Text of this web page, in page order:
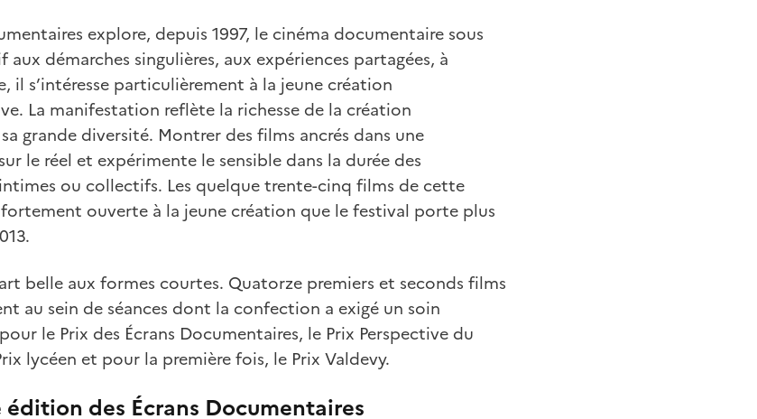
explore, depuis 1997, le cinéma documentaire sous
démarches singulières, aux expériences partagées, à
il s’intéresse particulièrement à la jeune création
La manifestation reflète la richesse de la création
grande diversité. Montrer des films ancrés dans une
le réel et expérimente le sensible dans la durée des
ou collectifs. Les quelque trente-cinq films de cette
ouverte à la jeune création que le festival porte plus
belle aux formes courtes. Quatorze premiers et seconds films
au sein de séances dont la confection a exigé un soin
le Prix des Écrans Documentaires, le Prix Perspective du
lycéen et pour la première fois, le Prix Valdevy.
édition des Écrans Documentaires